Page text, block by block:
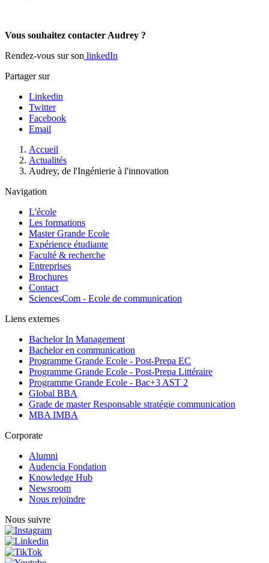
Vous souhaitez contacter Audrey ?
Rendez-vous sur son linkedIn
Partager sur
Linkedin
Twitter
Facebook
Email
d'Ariane
Accueil
Actualités
Audrey, de l'Ingénierie à l'innovation
Navigation
L'école
Les formations
Master Grande Ecole
Expérience étudiante
Faculté & recherche
Entreprises
Brochures
Contact
SciencesCom - Ecole de communication
Liens externes
Bachelor In Management
Bachelor en communication
Programme Grande Ecole - Post-Prepa EC
Programme Grande Ecole - Post-Prepa Littéraire
Programme Grande Ecole - Bac+3 AST 2
Global BBA
Grade de master Responsable stratégie communication
MBA IMBA
Corporate
Alumni
Audencia Fondation
Knowledge Hub
Newsroom
Nous rejoindre
Nous suivre